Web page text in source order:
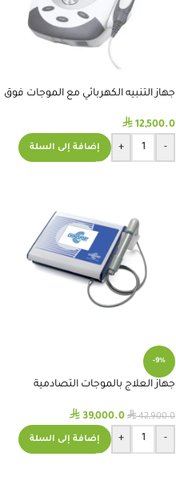
جهاز التنبيه الكهربائي مع الموجات فوق
⃁ 12,500.0
-
+ إضافة إلى السلة
-9%
جهاز العلاج بالموجات التصادمية
⃁42,900.0
⃁ 39,000.0
-
+ إضافة إلى السلة